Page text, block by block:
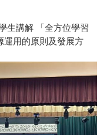
生講解 「全方位學習
運用的原則及發展方